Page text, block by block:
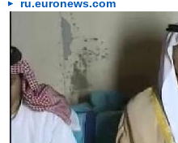
ru.euronews.com